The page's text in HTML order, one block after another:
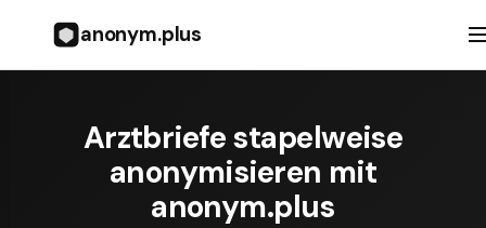
anonym.plus
Arztbriefe stapelweise
anonymisieren mit
anonym.plus